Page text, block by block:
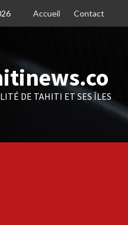
Accueil Contact
DE TAHITI ET SES ÎLES